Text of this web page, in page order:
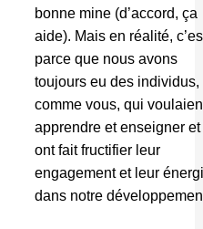
bonne mine (d’accord, ça
aide). Mais en réalité,
parce que nous avons
toujours eu des individus,
comme vous, qui
apprendre et enseigner
ont fait fructifier leur
engagement et leur
dans notre